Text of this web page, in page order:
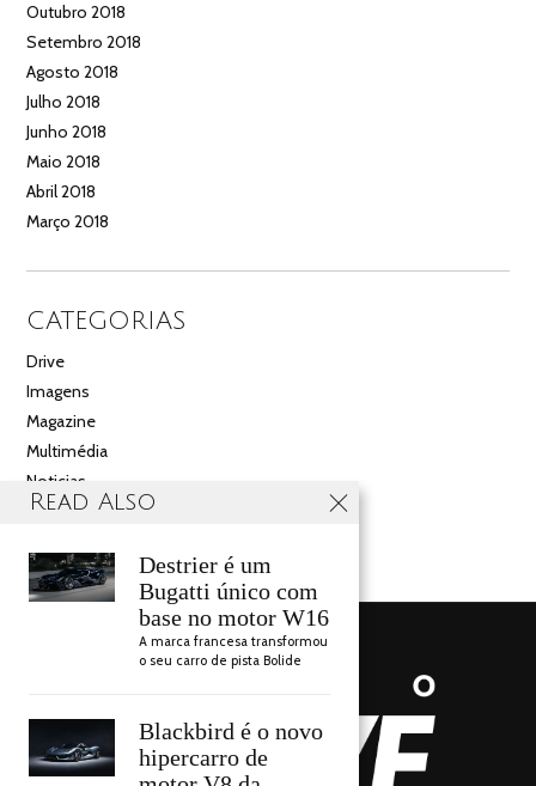
Outubro 2018
Setembro 2018
Agosto 2018
Julho 2018
Junho 2018
Maio 2018
Abril 2018
Março 2018
CATEGORIAS
Drive
Imagens
Magazine
Multimédia
Noticias
Salão
Read Also
Destrier é um
Bugatti único com
base no motor W16
A marca francesa transformou
o seu carro de pista Bolide
Blackbird é o novo
hipercarro de